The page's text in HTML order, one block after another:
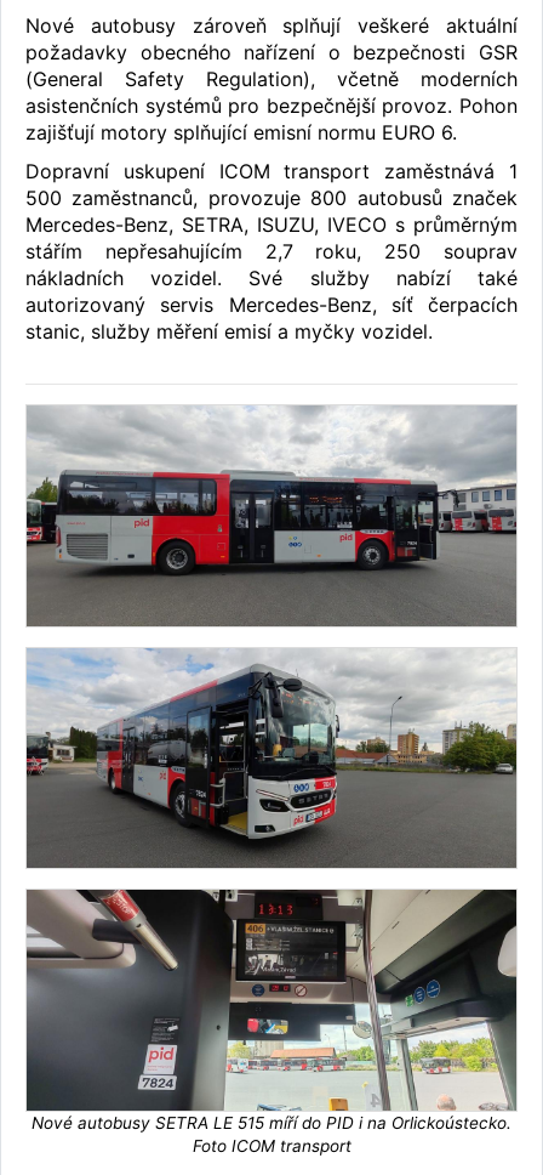
Nové autobusy zároveň splňují veškeré aktuální
požadavky obecného nařízení o bezpečnosti GSR
(General Safety Regulation), včetně moderních
asistenčních systémů pro bezpečnější provoz. Pohon
zajišťují motory splňující emisní normu EURO 6.
Dopravní uskupení ICOM transport zaměstnává 1
500 zaměstnanců, provozuje 800 autobusů značek
Mercedes-Benz, SETRA, ISUZU, IVECO s průměrným
stářím nepřesahujícím 2,7 roku, 250 souprav
nákladních vozidel. Své služby nabízí také
autorizovaný servis Mercedes-Benz, síť čerpacích
stanic, služby měření emisí a myčky vozidel.
Nové autobusy SETRA LE 515 míří do PID i na Orlickoústecko.
Foto ICOM transport